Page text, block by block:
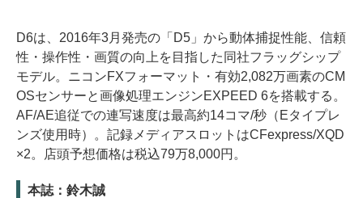
D6は、2016年3月発売の「D5」から動体捕捉性能、信頼
性・操作性・画質の向上を目指した同社フラッグシップ
モデル。ニコンFXフォーマット・有効2,082万画素のCM
OSセンサーと画像処理エンジンEXPEED 6を搭載する。
AF/AE追従での連写速度は最高約14コマ/秒（Eタイプレ
ンズ使用時）。記録メディアスロットはCFexpress/XQD
×2。店頭予想価格は税込79万8,000円。
本誌：鈴木誠